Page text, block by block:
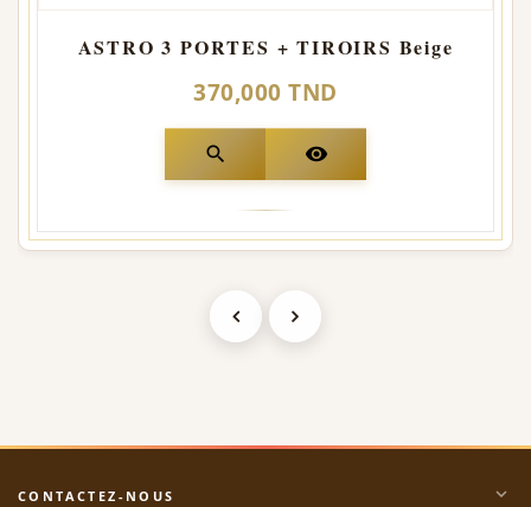
ASTRO 3 PORTES + TIROIRS Beige
370,000 TND
search visibility
CONTACTEZ-NOUS expand_more